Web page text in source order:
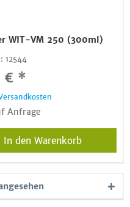
WIT-VM 250 (300ml)
12544
€ *
Anfrage
In den Warenkorb